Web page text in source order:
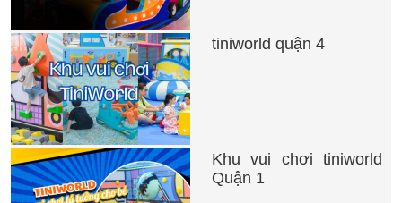
tiniworld quận 4
Khu vui chơi tiniworld
Quận 1